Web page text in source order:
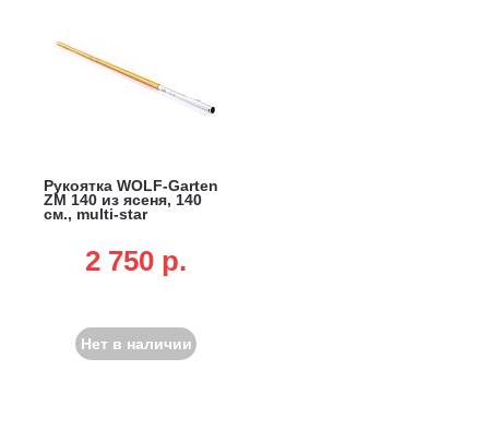
Рукоятка WOLF-Garten
ZM 140 из ясеня, 140
см., multi-star
2 750 p.
Нет в наличии